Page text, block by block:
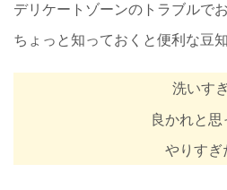
デリケートゾーンのトラブルで
ちょっと知っておくと便利な豆知
洗いす
良かれと思
やりすぎ